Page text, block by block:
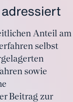
Anteil am
selbst
sowie
Beitrag zur